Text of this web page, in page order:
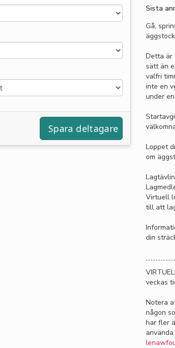
Sista
Gå,
Detta är
sätt än
valfri
inte en
under
Loppet
om
Virtuell
till att
din
veckas
Notera
någon
har fler